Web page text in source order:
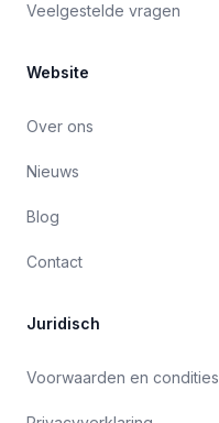
Veelgestelde vragen
Website
Over ons
Nieuws
Blog
Contact
Juridisch
Voorwaarden en condities